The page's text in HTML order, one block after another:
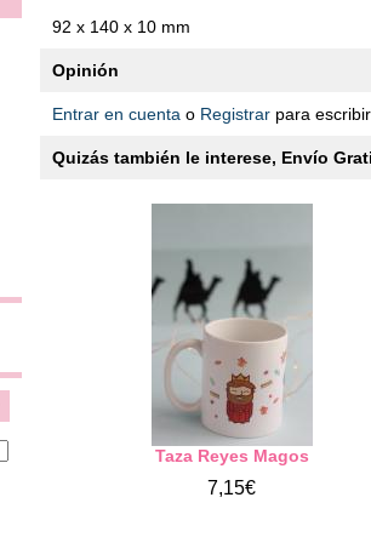
92 x 140 x 10 mm
Opinión
Entrar en cuenta o Registrar para
Quizás también le interese, Envío
Taza Reyes Magos
7,15€